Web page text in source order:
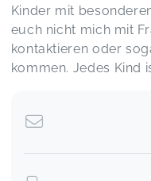
Kurs „Das erste Jahr“
Vielen Dank für die
Workshop
Kinder mit
euch nicht mich mit
kontaktieren oder
kommen. Jedes Kind